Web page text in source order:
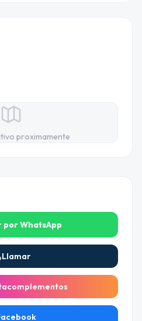
proximamente
por WhatsApp
Llamar